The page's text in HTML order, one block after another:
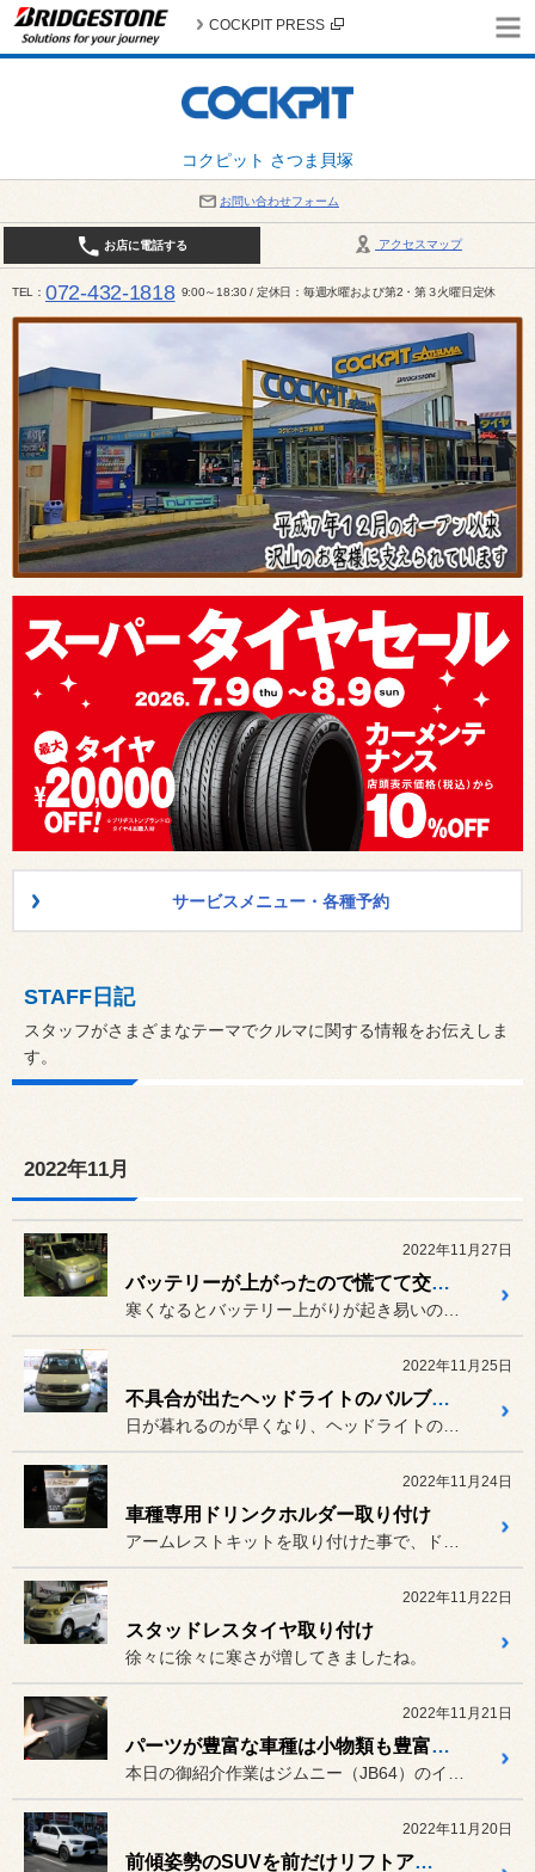
コクピット さつま貝塚
COCKPIT PRESS
お問い合わせフォーム
アクセスマップ
お店に電話する
TEL 072-432-1818 9:00～18:30 / 定休日：毎週水曜および第2・第３火曜日定休
サービスメニュー・各種予約
STAFF日記
スタッフがさまざまなテーマでクルマに関する情報をお伝えしま
す。
2022年11月
2022年11月27日
バッテリーが上がったので慌てて交換に！
2022年11月25日
不具合が出たヘッドライトのバルブ交換
2022年11月24日
車種専用ドリンクホルダー取り付け
2022年11月22日
スタッドレスタイヤ取り付け
徐々に徐々に寒さが増してきましたね。
2022年11月21日
パーツが豊富な車種は小物類も豊富です
2022年11月20日
前傾姿勢のSUVを前だけリフトアップで姿勢矯正